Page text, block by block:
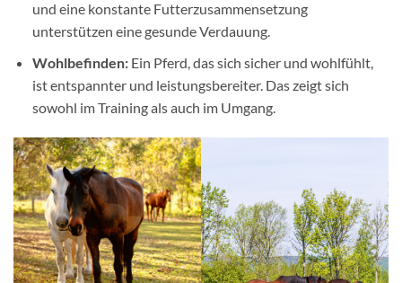
und eine konstante Futterzusammensetzung
unterstützen eine gesunde Verdauung.
Wohlbefinden:Ein Pferd, das sich sicher und wohlfühlt,
ist entspannter und leistungsbereiter. Das zeigt sich
sowohl im Training als auch im Umgang.